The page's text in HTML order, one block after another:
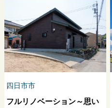
四日市市
フルリノベーション～思い